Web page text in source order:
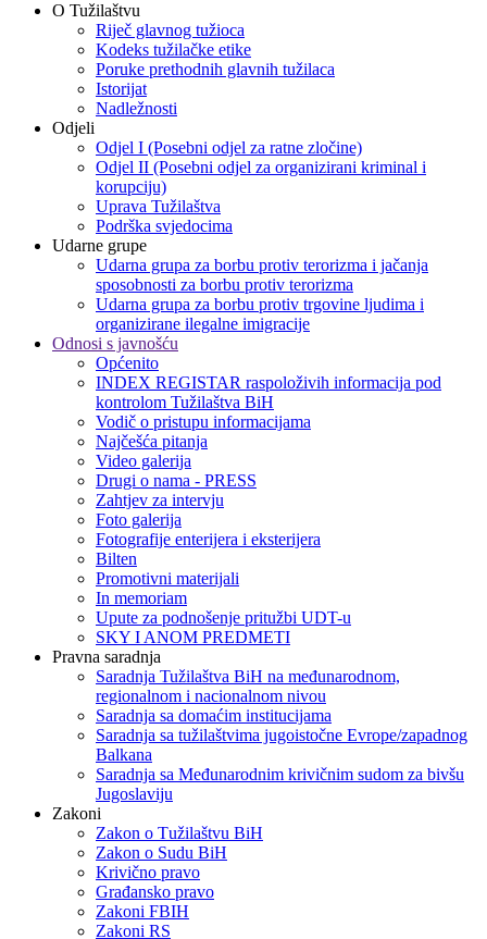
O Tužilaštvu
Riječ glavnog tužioca
Kodeks tužilačke etike
Poruke prethodnih glavnih tužilaca
Istorijat
Nadležnosti
Odjeli
Odjel I (Posebni odjel za ratne zločine)
Odjel II (Posebni odjel za organizirani kriminal i
korupciju)
Uprava Tužilaštva
Podrška svjedocima
Udarne grupe
Udarna grupa za borbu protiv terorizma i jačanja
sposobnosti za borbu protiv terorizma
Udarna grupa za borbu protiv trgovine ljudima i
organizirane ilegalne imigracije
Odnosi s javnošću
Općenito
INDEX REGISTAR raspoloživih informacija pod
kontrolom Tužilaštva BiH
Vodič o pristupu informacijama
Najčešća pitanja
Video galerija
Drugi o nama - PRESS
Zahtjev za intervju
Foto galerija
Fotografije enterijera i eksterijera
Bilten
Promotivni materijali
In memoriam
Upute za podnošenje pritužbi UDT-u
SKY I ANOM PREDMETI
Pravna saradnja
Saradnja Tužilaštva BiH na međunarodnom,
regionalnom i nacionalnom nivou
Saradnja sa domaćim institucijama
Saradnja sa tužilaštvima jugoistočne Evrope/zapadnog
Balkana
Saradnja sa Međunarodnim krivičnim sudom za bivšu
Jugoslaviju
Zakoni
Zakon o Тužilaštvu BiH
Zakon o Sudu BiH
Krivično pravo
Građansko pravo
Zakoni FBIH
Zakoni RS